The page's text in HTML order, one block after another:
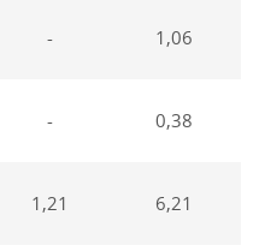
- 1,06
- 0,38
1,21 6,21